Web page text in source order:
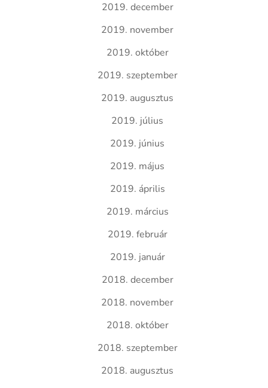
2019. december
2019. november
2019. október
2019. szeptember
2019. augusztus
2019. július
2019. június
2019. május
2019. április
2019. március
2019. február
2019. január
2018. december
2018. november
2018. október
2018. szeptember
2018. augusztus